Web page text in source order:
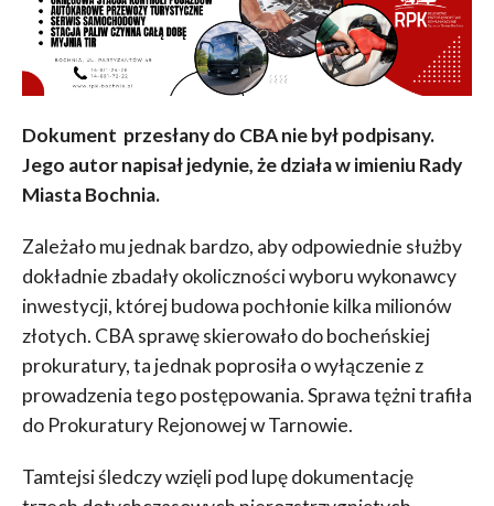
Dokument przesłany do CBA nie był podpisany.
Jego autor napisał jedynie, że działa w imieniu Rady
Miasta Bochnia.
Zależało mu jednak bardzo, aby odpowiednie służby
dokładnie zbadały okoliczności wyboru wykonawcy
inwestycji, której budowa pochłonie kilka milionów
złotych. CBA sprawę skierowało do bocheńskiej
prokuratury, ta jednak poprosiła o wyłączenie z
prowadzenia tego postępowania. Sprawa tężni trafiła
do Prokuratury Rejonowej w Tarnowie.
Tamtejsi śledczy wzięli pod lupę dokumentację